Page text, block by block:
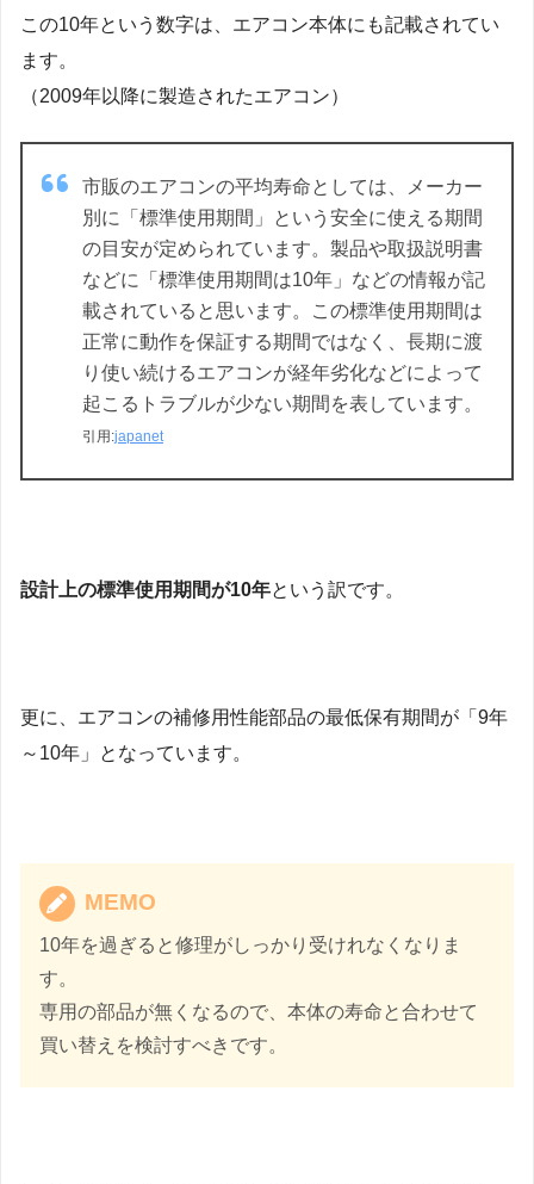
この10年という数字は、エアコン本体にも記載されてい
ます。
（2009年以降に製造されたエアコン）
市販のエアコンの平均寿命としては、メーカー
別に「標準使用期間」という安全に使える期間
の目安が定められています。製品や取扱説明書
などに「標準使用期間は10年」などの情報が記
載されていると思います。この標準使用期間は
正常に動作を保証する期間ではなく、長期に渡
り使い続けるエアコンが経年劣化などによって
起こるトラブルが少ない期間を表しています。
引用:japanet
設計上の標準使用期間が10年という訳です。
更に、エアコンの補修用性能部品の最低保有期間が「9年
～10年」となっています。
MEMO
10年を過ぎると修理がしっかり受けれなくなりま
す。
専用の部品が無くなるので、本体の寿命と合わせて
買い替えを検討すべきです。